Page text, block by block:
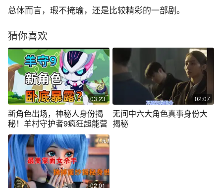
总体而言，瑕不掩瑜，还是比较精彩的一部剧。
猜你喜欢
03:23
新角色出场，神秘人身份揭
秘！羊村守护者9疯狂超能营
02:07
无间中六大角色真事身份大
揭秘
02:01